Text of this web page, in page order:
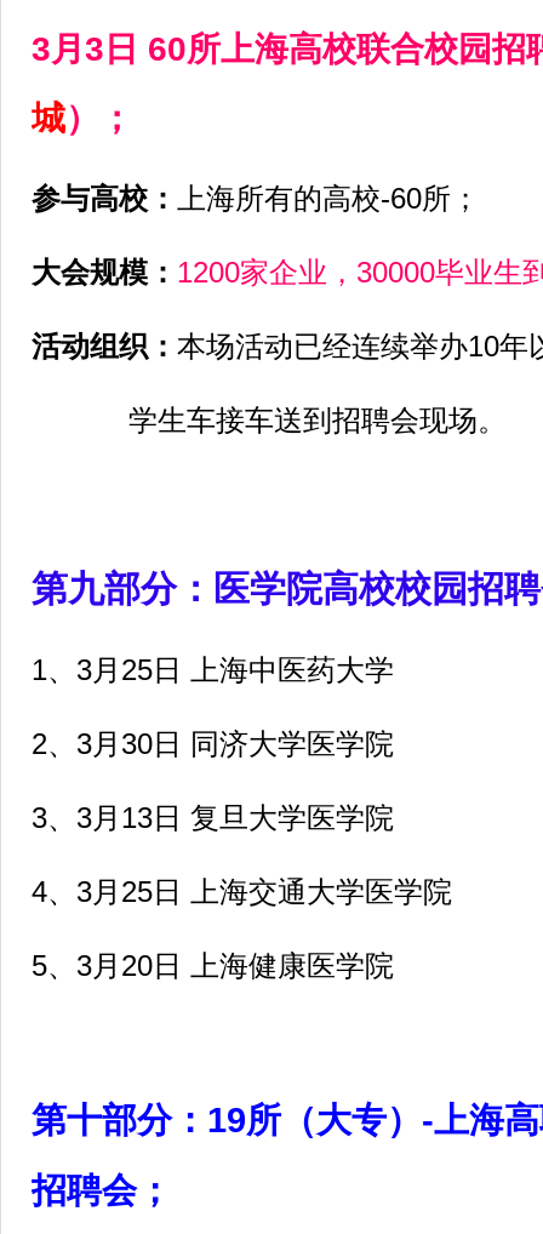
3月3日 60所上海高校联合校园招
城）；
参与高校： 上海所有的高校-60所；
大会规模： 1200家企业，30000毕业生
活动组织： 本场活动已经连续举办10年
学生车接车送到招聘会现场。
第九部分：医学院高校校园招
1、3月25日 上海中医药大学
2、3月30日 同济大学医学院
3、3月13日 复旦大学医学院
4、3月25日 上海交通大学医学院
5、3月20日 上海健康医学院
第十部分：19所（大专）-上海
招聘会；